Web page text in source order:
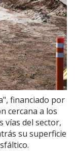
financiado por
cercana a los
vías del sector,
su superficie